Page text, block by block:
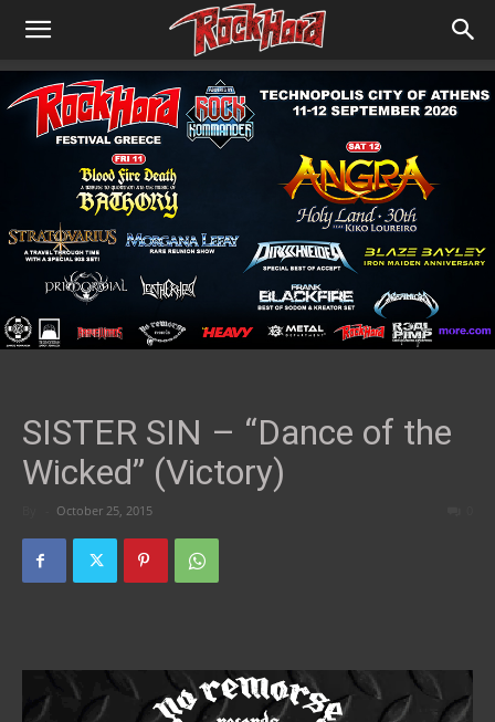
SISTER SIN – “Dance of the
Wicked” (Victory)
October 25, 2015